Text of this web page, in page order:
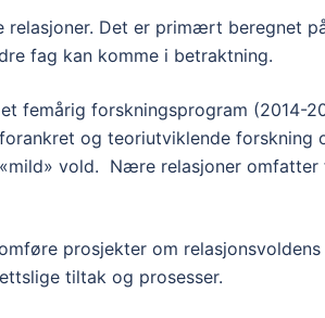
Det er primært beregnet
fag kan komme i betraktning.
femårig forskningsprogram (2014-
og teoriutviklende
vold. Nære relasjoner
prosjekter om
tiltak og prosesser.